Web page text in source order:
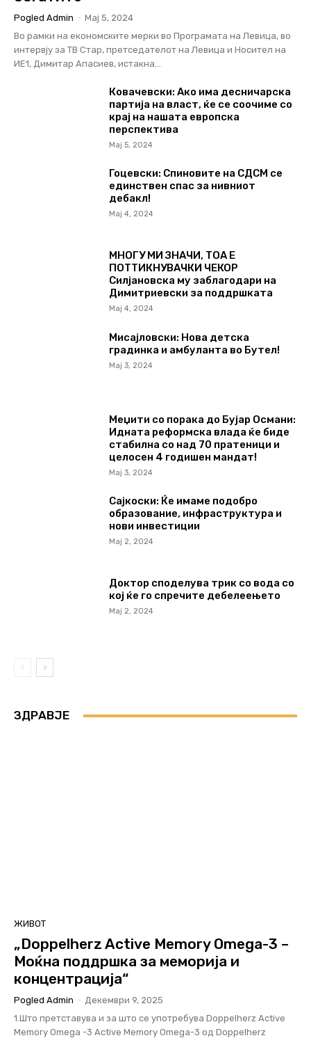
Pogled Admin - Мај 5, 2024
Во рамки на економските мерки во Програмата на Левица, во
интервју за ТВ Стар, претседателот на Левица и Носител на
ИЕ1, Димитар Апасиев, истакна...
Ковачевски: Ако има десничарска
партија на власт, ќе се соочиме со
крај на нашата европска
перспектива
Мај 5, 2024
Гоцевски: Спиновите на СДСМ се
единствен спас за нивниот
дебакл!
Мај 4, 2024
МНОГУ МИ ЗНАЧИ, ТОА Е
ПОТТИКНУВАЧКИ ЧЕКОР
Силјановска му заблагодари на
Димитриевски за поддршката
Мај 4, 2024
Мисајловски: Нова детска
градинка и амбуланта во Бутел!
Мај 3, 2024
Меџити со порака до Бујар Османи:
Идната реформска влада ќе биде
стабилна со над 70 пратеници и
целосен 4 годишен мандат!
Мај 3, 2024
Сајкоски: Ќе имаме подобро
образование, инфраструктура и
нови инвестиции
Мај 2, 2024
Доктор споделува трик со вода со
кој ќе го спречите дебелеењето
Мај 2, 2024
ЗДРАВЈЕ
ЖИВОТ
„Doppelherz Active Memory Omega-3 –
Моќна поддршка за меморија и
концентрација“
Pogled Admin - Декември 9, 2025
1.Што претставува и за што се употребува Doppelherz Active
Memory Omega -3 Аctive Memory Omega-3 од Doppelherz